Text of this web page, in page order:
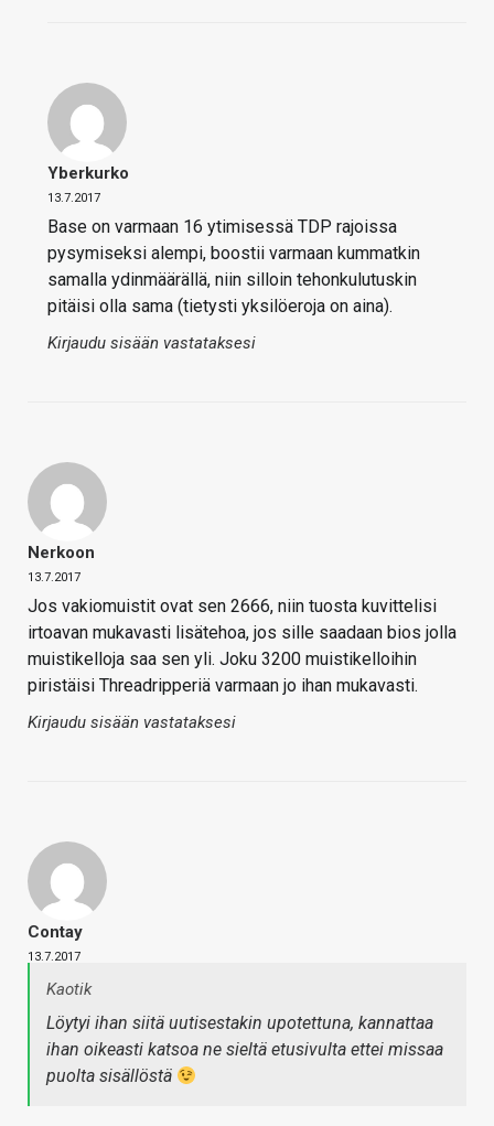
Yberkurko
13.7.2017
Base on varmaan 16 ytimisessä TDP rajoissa
pysymiseksi alempi, boostii varmaan kummatkin
samalla ydinmäärällä, niin silloin tehonkulutuskin
pitäisi olla sama (tietysti yksilöeroja on aina).
Kirjaudu sisään vastataksesi
Nerkoon
13.7.2017
Jos vakiomuistit ovat sen 2666, niin tuosta kuvittelisi
irtoavan mukavasti lisätehoa, jos sille saadaan bios jolla
muistikelloja saa sen yli. Joku 3200 muistikelloihin
piristäisi Threadripperiä varmaan jo ihan mukavasti.
Kirjaudu sisään vastataksesi
Contay
13.7.2017
Kaotik
Löytyi ihan siitä uutisestakin upotettuna, kannattaa
ihan oikeasti katsoa ne sieltä etusivulta ettei missaa
puolta sisällöstä